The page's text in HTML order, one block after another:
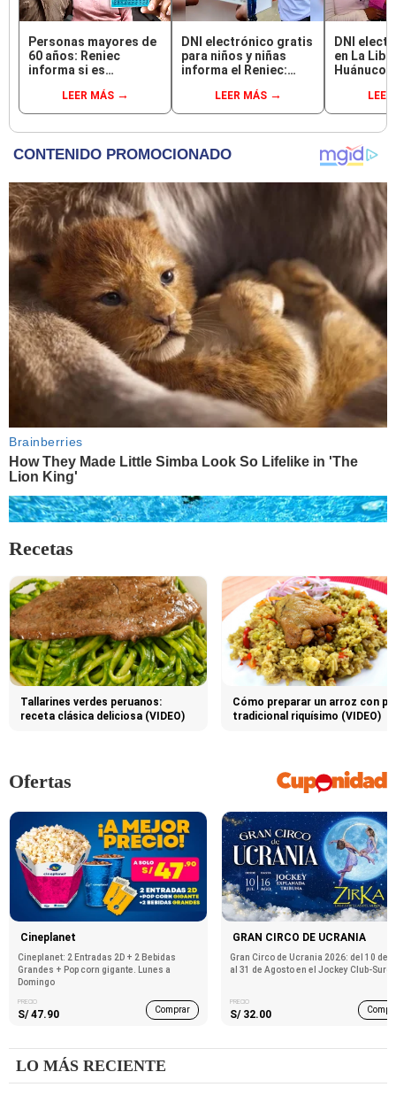
Personas mayores de
60 años: Reniec
informa si es
obligatorio renovar el
DNI
LEER MÁS
DNI electrónico gratis
para niños y niñas
informa el Reniec:
¿hasta cuándo y cómo
solicitarlo?
LEER MÁS
DNI
en La
Huánuco
Reniec
entrega